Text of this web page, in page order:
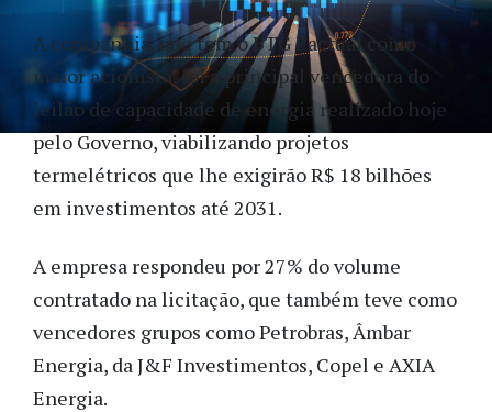
A companhia, que tem o BTG Pactual como
maior acionista, foi a principal vencedora do
leilão de capacidade de energia realizado hoje
pelo Governo, viabilizando projetos
termelétricos que lhe exigirão R$ 18 bilhões
em investimentos até 2031.
A empresa respondeu por 27% do volume
contratado na licitação, que também teve como
vencedores grupos como Petrobras, Âmbar
Energia, da J&F Investimentos, Copel e AXIA
Energia.